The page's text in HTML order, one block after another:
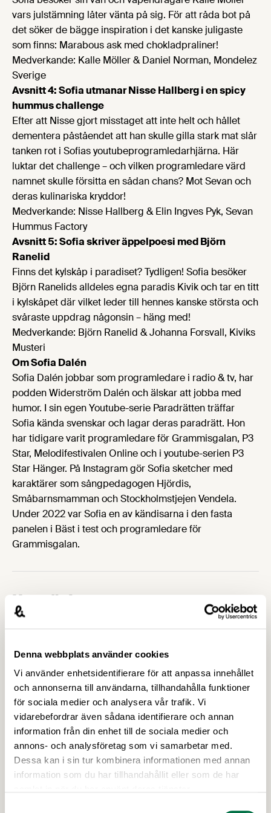
Denna webbplats använder cookies
Vi använder enhetsidentifierare för att anpassa innehållet
och annonserna till användarna, tillhandahålla funktioner
för sociala medier och analysera vår trafik. Vi
vidarebefordrar även sådana identifierare och annan
information från din enhet till de sociala medier och
annons- och analysföretag som vi samarbetar med.
Dessa kan i sin tur kombinera informationen med annan
information som du har tillhandahållit eller som de har
vars julstämning låter vänta på sig. För att råda bot på
det söker de bägge inspiration i det kanske juligaste
som finns: Marabous ask med chokladpraliner!
Medverkande: Kalle Möller & Daniel Norman, Mondelez
Sverige
Avsnitt 4: Sofia utmanar Nisse Hallberg i en spicy
hummus challenge
Efter att Nisse gjort misstaget att inte helt och hållet
dementera påståendet att han skulle gilla stark mat slår
tanken rot i Sofias youtubeprogramledarhjärna. Här
luktar det challenge – och vilken programledare värd
namnet skulle försitta en sådan chans? Mot Sevan och
deras kulinariska kryddor!
Medverkande: Nisse Hallberg & Elin Ingves Pyk, Sevan
Hummus Factory
Avsnitt 5: Sofia skriver äppelpoesi med Björn
Ranelid
Finns det kylskåp i paradiset? Tydligen! Sofia besöker
Björn Ranelids alldeles egna paradis Kivik och tar en titt
i kylskåpet där vilket leder till hennes kanske största och
svåraste uppdrag någonsin – häng med!
Medverkande: Björn Ranelid & Johanna Forsvall, Kiviks
Musteri
Om Sofia Dalén
Sofia Dalén jobbar som programledare i radio & tv, har
podden Widerström Dalén och älskar att jobba med
humor. I sin egen Youtube-serie Paradrätten träffar
Sofia kända svenskar och lagar deras paradrätt. Hon
har tidigare varit programledare för Grammisgalan, P3
Star, Melodifestivalen Online och i youtube-serien P3
Star Hänger. På Instagram gör Sofia sketcher med
karaktärer som sångpedagogen Hjördis,
Småbarnsmamman och Stockholmstjejen Vendela.
Under 2022 var Sofia en av kändisarna i den fasta
panelen i Bäst i test och programledare för
Grammisgalan.
Upptäck mer